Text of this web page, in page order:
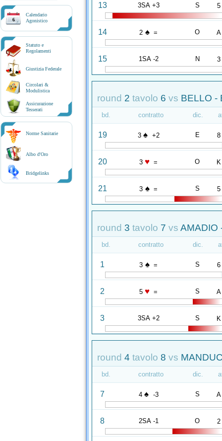
6
Calendario
Agonistico
Statuto e
Regolamenti
Giustizia Federale
Circolari &
Modulistica
Assicurazione
Tesserati
Norme Sanitarie
Albo d'Oro
Bridgelinks
13 3SA +3 S 5
14 2 ♠ = O A
15 1SA -2 N 3
round 2 tavolo 6 vs BELLO -
bd. contratto dic.
19 3 ♠ +2 E 8
20 3 ♥ = O K
21 3 ♠ = S 5
round 3 tavolo 7 vs AMADIO
bd. contratto dic.
1 3 ♠ = S 6
2 5 ♥ = S A
3 3SA +2 S K
round 4 tavolo 8 vs
bd. contratto dic.
7 4 ♠ -3 S A
8 2SA -1 O 2